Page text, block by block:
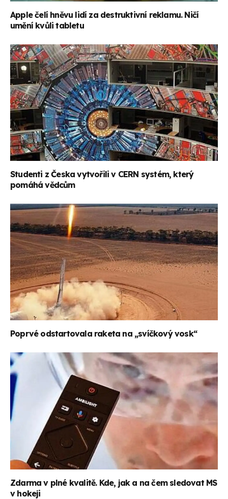
Apple čelí hněvu lidí za destruktivní reklamu. Ničí
umění kvůli tabletu
Studenti z Česka vytvořili v CERN systém, který
pomáhá vědcům
Poprvé odstartovala raketa na „svíčkový vosk“
Zdarma v plné kvalitě. Kde, jak a na čem sledovat MS
v hokeji